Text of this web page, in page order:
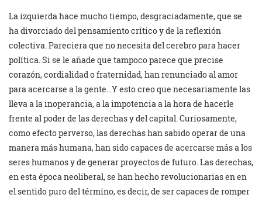
La izquierda hace mucho tiempo, desgraciadamente, que se
ha divorciado del pensamiento crítico y de la reflexión
colectiva. Pareciera que no necesita del cerebro para hacer
política. Si se le añade que tampoco parece que precise
corazón, cordialidad o fraternidad, han renunciado al amor
para acercarse a la gente…Y esto creo que necesariamente las
lleva a la inoperancia, a la impotencia a la hora de hacerle
frente al poder de las derechas y del capital. Curiosamente,
como efecto perverso, las derechas han sabido operar de una
manera más humana, han sido capaces de acercarse más a los
seres humanos y de generar proyectos de futuro. Las derechas,
en esta época neoliberal, se han hecho revolucionarias en en
el sentido puro del término, es decir, de ser capaces de romper